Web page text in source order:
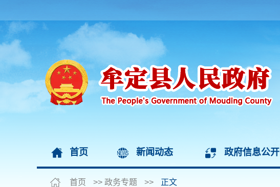
首页 新闻动态 政府信息公开
首页 >> 政务专题 >> 正文